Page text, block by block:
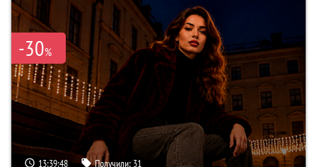
-30%
13:39:47 Получили: 31